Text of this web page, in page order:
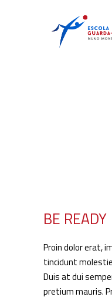
BE READY
Proin dolor erat,
tincidunt
Duis at dui
pretium mauris.